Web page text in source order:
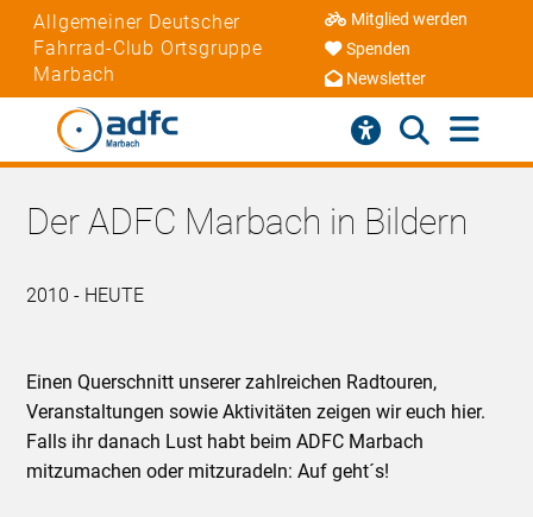
Allgemeiner Deutscher
Fahrrad-Club Ortsgruppe
Marbach
Mitglied werden
Spenden
Newsletter
Der ADFC Marbach in Bildern
2010 - HEUTE
Einen Querschnitt unserer zahlreichen Radtouren,
Veranstaltungen sowie Aktivitäten zeigen wir euch hier.
Falls ihr danach Lust habt beim ADFC Marbach
mitzumachen oder mitzuradeln: Auf geht´s!